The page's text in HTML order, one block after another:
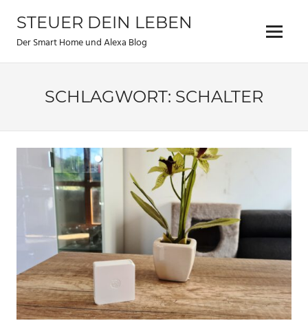
Inhalt
springen
STEUER DEIN LEBEN
Der Smart Home und Alexa Blog Menu
SCHLAGWORT: SCHALTER